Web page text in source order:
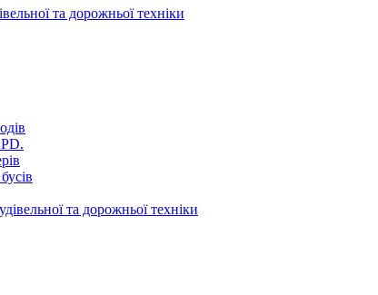
та дорожньої техніки
та дорожньої техніки